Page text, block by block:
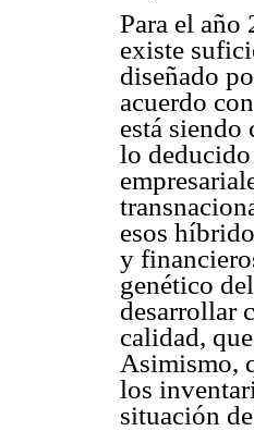
Para el
existe
diseñado
acuerdo
está siendo
lo deducido
esos
y
genético
desarrollar
calidad,
Asimismo,
los
situación